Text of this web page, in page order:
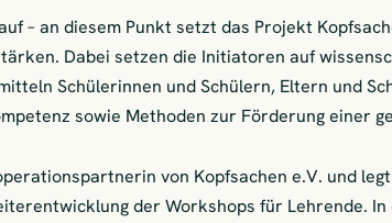
– an diesem Punkt setzt das Projekt
Dabei setzen die Initiatoren auf
Schülerinnen und Schülern, Eltern und
sowie Methoden zur Förderung einer
von Kopfsachen e.V. und
der Workshops für Lehrende. In